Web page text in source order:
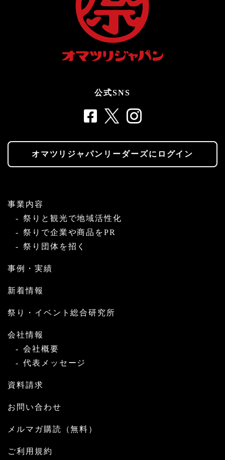
公式SNS
オマツリジャパンリーダーズにログイン
事業内容
祭りと観光で地域活性化
祭りで企業や商品をPR
祭り団体を招く
事例・実績
新着情報
祭り・イベント総合研究所
会社情報
会社概要
代表メッセージ
資料請求
お問い合わせ
メルマガ購読（無料）
ご利用規約